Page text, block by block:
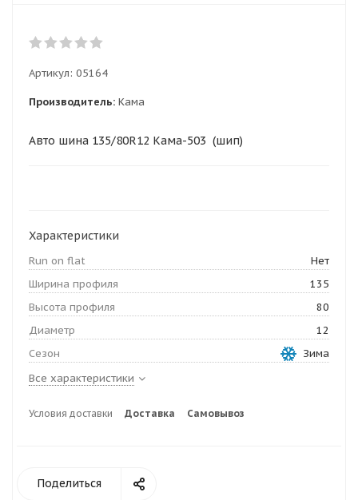
Артикул: 05164
Производитель: Кама
Авто шина 135/80R12 Кама-503 (шип)
Характеристики
Run on flat
Нет
Ширина профиля
135
Высота профиля
80
Диаметр
12
Сезон
Зима
Все характеристики
Условия доставки Доставка Самовывоз
Поделиться